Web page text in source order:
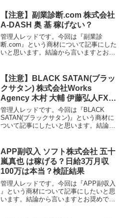
ます。特定商取引法に基づく表示販売会
社株式会社コンサルタントラ...
【注意】副業診断.com 株式会社
A-DASH 奥 基 稼げない？
管理人レッドです。今回は『副業診
断.com』という商材について記事にした
いと思います。結論から言いますとお奨
取引法に基づく表示販売事業者株式会社
A-DASH運営責任者...
【注意】BLACK SATAN(ブラッ
クサタン) 株式会社Works
Agency 木村 大輔 伊藤弘人FXは
稼げない?
管理人レッドです。今回は『BLACK
SATAN(ブラックサタン)』という商材に
ついて記事にしたいと思います。結論か
思います。特定商取引法に基づく表示販
売業者株式会社W...
APP副収入 ソフト株式会社 五十
嵐真也 は稼げる？日給3万月収
100万は本当？検証結果
管理人レッドです。今回は『APP副収入
』という商材について記事にしたいと思
います。結論から言いますとお奨めでき